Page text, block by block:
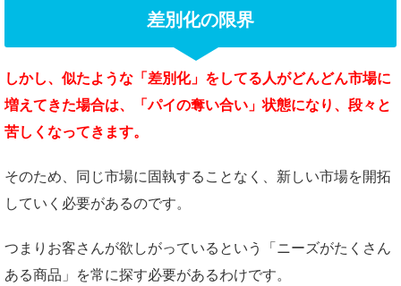
差別化の限界
しかし、似たような 「差別化」をしてる人がどんどん市場に
増えてきた場合は、
「パイの奪い合い」状態になり、 段々と
苦しくなってきます。
そのため、同じ市場に固執することなく、新しい市場を開拓
していく必要があるのです。
つまりお客さんが欲しがっているという「ニーズがたくさん
ある商品」を常に探す必要があるわけです。